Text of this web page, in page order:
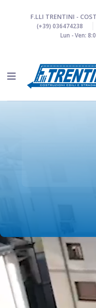
F.LLI TRENTINI -
(+39) 036474238
Lun - Ven: